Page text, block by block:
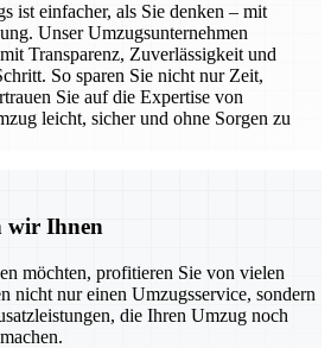
ist einfacher, als Sie denken – mit
Unser Umzugsunternehmen
Transparenz, Zuverlässigkeit und
So sparen Sie nicht nur Zeit,
Sie auf die Expertise von
leicht, sicher und ohne Sorgen zu
wir Ihnen
möchten, profitieren Sie von vielen
nicht nur einen Umzugsservice, sondern
die Ihren Umzug noch